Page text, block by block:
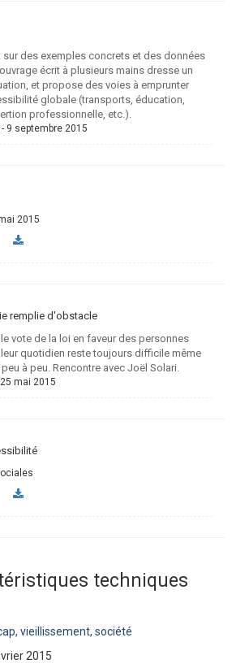
sur des exemples concrets et des données
écrit à plusieurs mains dresse un
et propose des voies à emprunter
globale (transports, éducation,
professionnelle, etc.).
9 septembre 2015
2015
remplie d'obstacle
vote de la loi en faveur des personnes
quotidien reste toujours difficile même
à peu. Rencontre avec Joël Solari.
25 mai 2015
techniques
vieillissement, société
2015